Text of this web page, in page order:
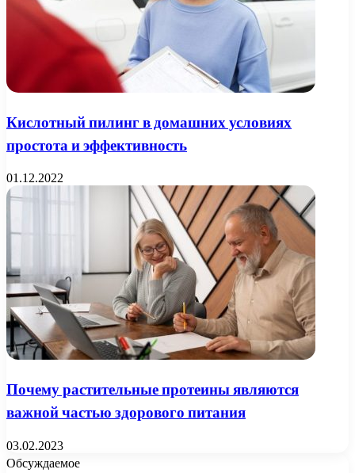
Кислотный пилинг в домашних условиях
простота и эффективность
01.12.2022
Почему растительные протеины являются
важной частью здорового питания
03.02.2023
Обсуждаемое